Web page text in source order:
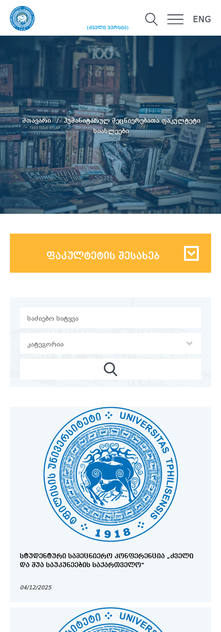
(ძველი ვერსია)
ENG
მთავარი
ჰუმანიტარულ მეცნიერებათა ფაკულტეტი
სიახლეები
ფაკულტეტის შესახებ
ᲡᲢᲣᲓᲔᲜᲢᲣᲠᲘ ᲡᲐᲛᲔᲪᲜᲘᲔᲠᲝ ᲙᲝᲜᲤᲔᲠᲔᲜᲪᲘᲐ „ᲫᲕᲔᲚᲘ
ᲓᲐ ᲨᲣᲐ ᲡᲐᲣᲙᲣᲜᲔᲔᲑᲘᲡ ᲡᲐᲥᲐᲠᲗᲕᲔᲚᲝ“
04/12/2025